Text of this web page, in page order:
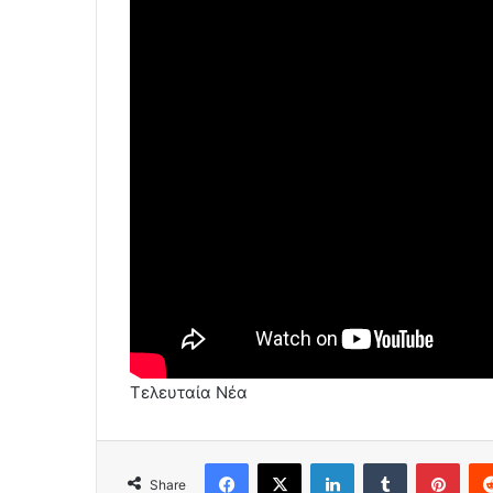
Τελευταία Νέα
Share
Facebook
X LinkedInTumblr